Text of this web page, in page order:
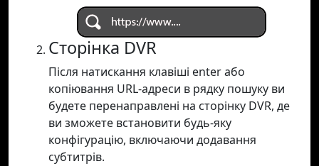
Сторінка DVR
Після натискання клавіші enter або
копіювання URL-адреси в рядку пошуку ви
будете перенаправлені на сторінку DVR, де
ви зможете встановити будь-яку
конфігурацію, включаючи додавання
субтитрів.